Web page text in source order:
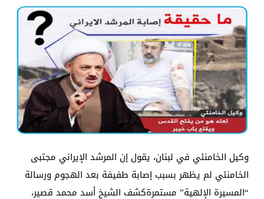
وكيل الخامنئي في لبنان، يقول إن المرشد الإيراني مجتبى
الخامنئي لم يظهر بسبب إصابة طفيفة بعد الهجوم ورسالة
“المسيرة الإلهية” مستمرةكشف الشيخ أسد محمد قصير،